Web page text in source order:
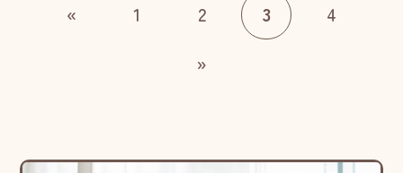
« 1 2 3
4
»